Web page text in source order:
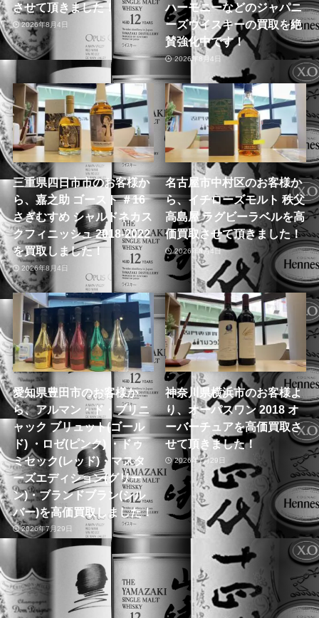
させて頂きました！
2026年8月4日
ハーモニーなどのジャパニ
ーズウイスキーの買取を絶
賛強化中です！
2026年8月4日
三重県四日市市のお客様か
ら、嘉之助 ゴースト ＃16
さぎむすめ シャルドネカス
クフィニッシュ 2018-2022
を買取しました！
2026年8月4日
名古屋市中村区のお客様か
ら、イチローズモルト 秩父
高島屋 ラグビーラベルを高
価買取させて頂きました！
2026年8月4日
愛知県豊田市のお客様か
ら、アルマン・ド・ブリニ
ャック ブリュット(ゴール
ド) ・ロゼ(ピンク) ・ドゥ
ミセック(レッド)・マスタ
ーズエディション(グリー
ン)・ブランドブラン(シル
バー)を高価買取しました！
2026年7月29日
神奈川県横浜市のお客様よ
り、オーパスワン 2018 オ
ーバーチュアを高価買取さ
せて頂きました！
2026年7月29日